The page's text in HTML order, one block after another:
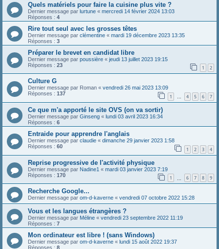
Quels matériels pour faire la cuisine plus vite ?
Dernier message par lurtune « mercredi 14 février 2024 13:03
Réponses : 4
Rire tout seul avec les grosses têtes
Dernier message par clémentine « mardi 19 décembre 2023 13:35
Réponses : 3
Préparer le brevet en candidat libre
Dernier message par poussière « jeudi 13 juillet 2023 19:15
Réponses : 23 1 2
Culture G
Dernier message par Roman « vendredi 26 mai 2023 13:09
Réponses : 137 1 … 4 5 6 7
Ce que m'a apporté le site OVS (on va sortir)
Dernier message par Ginseng « lundi 03 avril 2023 16:34
Réponses : 6
Entraide pour apprendre l'anglais
Dernier message par claudie « dimanche 29 janvier 2023 1:58
Réponses : 60 1 2 3 4
Reprise progressive de l'activité physique
Dernier message par Nadine1 « mardi 03 janvier 2023 7:19
Réponses : 170 1 6 7 8 9
Recherche Google...
Dernier message par om-d-kaverne « vendredi 07 octobre 2022 15:28
Vous et les langues étrangères ?
Dernier message par Méline « vendredi 23 septembre 2022 11:19
Réponses : 7
Mon ordinateur est libre ! (sans Windows)
Dernier message par om-d-kaverne « lundi 15 août 2022 19:37
Réponses : 8